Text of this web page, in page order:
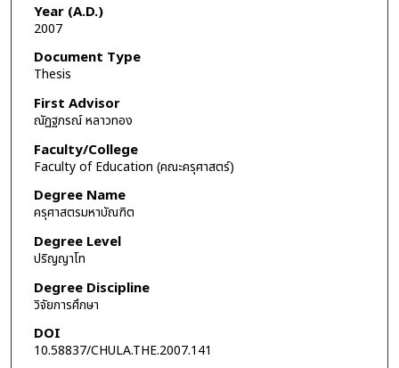
Year (A.D.)
2007
Document Type
Thesis
First Advisor
ณัฏฐภรณ์ หลาวทอง
Faculty/College
Faculty of Education (คณะครุศาสตร์)
Degree Name
ครุศาสตรมหาบัณฑิต
Degree Level
ปริญญาโท
Degree Discipline
วิจัยการศึกษา
DOI
10.58837/CHULA.THE.2007.141